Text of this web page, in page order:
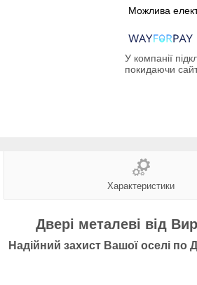
У компанії
покидаючи
Характеристики
Двері металеві від
Надійний захист Вашої оселі по